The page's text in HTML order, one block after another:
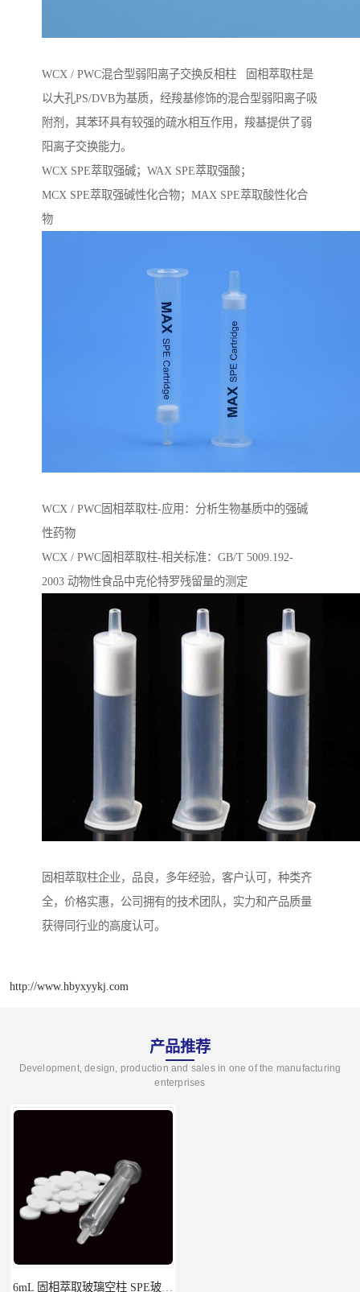
WCX / PWC混合型弱阳离子交换反相柱 固相萃取柱是
以大孔PS/DVB为基质，经羧基修饰的混合型弱阳离子吸
附剂，其苯环具有较强的疏水相互作用，羧基提供了弱
阳离子交换能力。
WCX SPE萃取强碱；WAX SPE萃取强酸；
MCX SPE萃取强碱性化合物；MAX SPE萃取酸性化合
物
WCX / PWC固相萃取柱-应用：分析生物基质中的强碱
性药物
WCX / PWC固相萃取柱-相关标准：GB/T 5009.192-
2003 动物性⻝品中克伦特罗残留量的测定
固相萃取柱企业，品良，多年经验，客户认可，种类齐
全，价格实惠，公司拥有的技术团队，实力和产品质量
获得同行业的高度认可。
http://www.hbyxyykj.com
产品推荐
Development, design, production and sales in one of the manufacturing
enterprises
6mL 固相萃取玻璃空柱 SPE玻璃空柱